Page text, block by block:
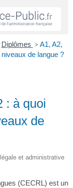
Diplômes > A1, A2,
de langue ?
: à quoi
de
et administrative
(CECRL) est un